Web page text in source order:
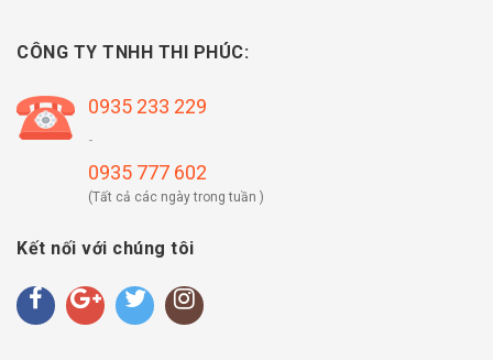
CÔNG TY TNHH THI PHÚC:
0935 233 229
-
0935 777 602
(Tất cả các ngày trong tuần )
Kết nối với chúng tôi